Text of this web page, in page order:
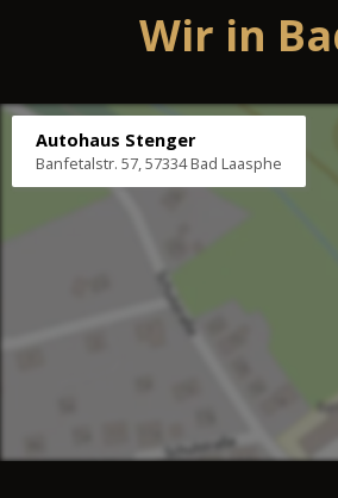
Wir in
Autohaus Stenger
Banfetalstr. 57, 57334 Bad Laasphe